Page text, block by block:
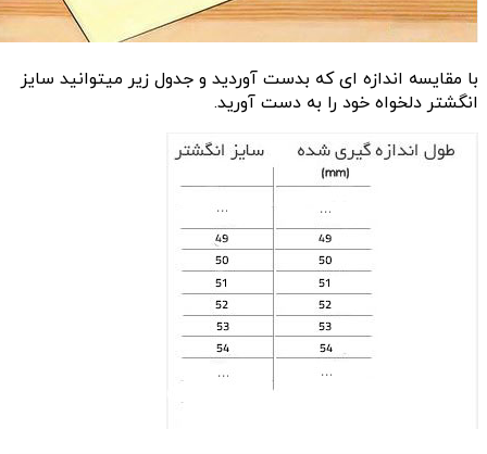
با مقایسه اندازه ای که بدست آوردید و جدول زیر میتوانید سایز
انگشتر دلخواه خود را به دست آورید.